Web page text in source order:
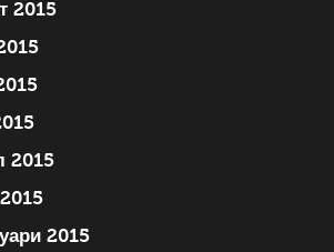
2015
2015
2015